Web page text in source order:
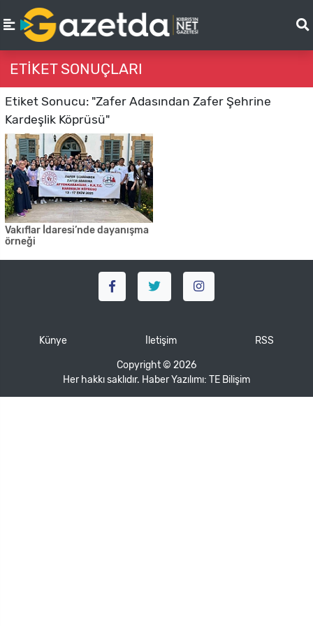
ETIKET SONUÇLARI
Etiket Sonucu: "Zafer Adasından Zafer Şehrine
Kardeşlik Köprüsü"
Vakıflar İdaresi’nde dayanışma
örneği
Künye İletişim RSS
Copyright © 2026
Her hakkı saklıdır. Haber Yazılımı: TE Bilişim